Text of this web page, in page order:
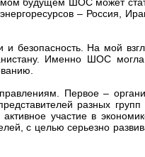
– Россия,
безопасность. На мой
Именно ШОС
Первое –
разных
участие в
с целью серьезно